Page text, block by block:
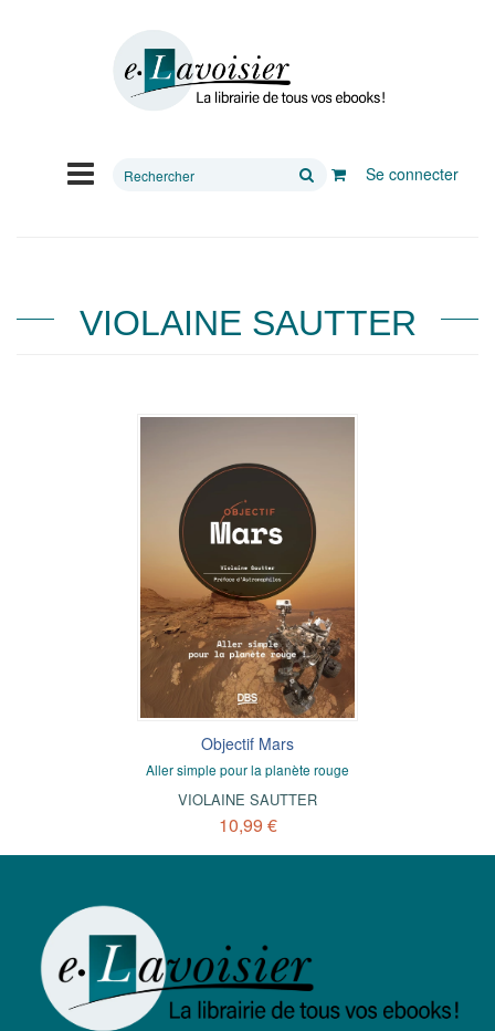
Rechercher
Se connecter
VIOLAINE SAUTTER
Objectif Mars
Aller simple pour la planète rouge
VIOLAINE SAUTTER
10,99 €